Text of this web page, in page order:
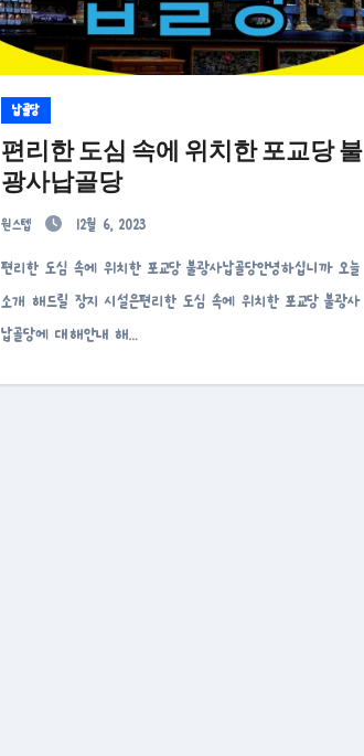
납골당
편리한 도심 속에 위치한 포교당 불
광사납골당
원스텝 12월 6, 2023
편리한 도심 속에 위치한 포교당 불광사납골당안녕하십니까 오늘
소개 해드릴 장지 시설은편리한 도심 속에 위치한 포교당 불광사
납골당에 대해안내 해…